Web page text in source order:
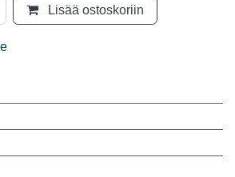
Lisää ostoskoriin